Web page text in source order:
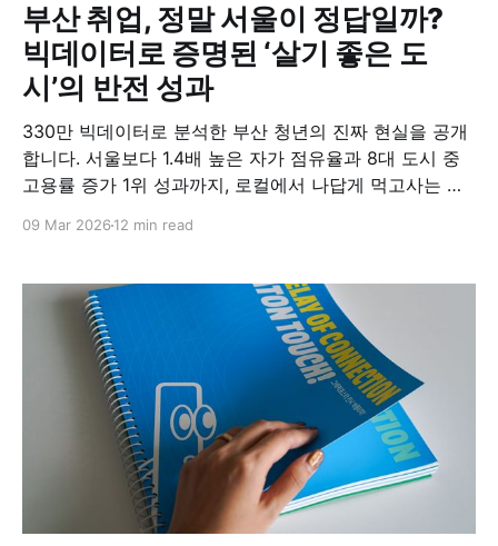
부산 취업, 정말 서울이 정답일까?
빅데이터로 증명된 ‘살기 좋은 도
시’의 반전 성과
330만 빅데이터로 분석한 부산 청년의 진짜 현실을 공개
합니다. 서울보다 1.4배 높은 자가 점유율과 8대 도시 중
고용률 증가 1위 성과까지, 로컬에서 나답게 먹고사는 법
09 Mar 2026 12 min read